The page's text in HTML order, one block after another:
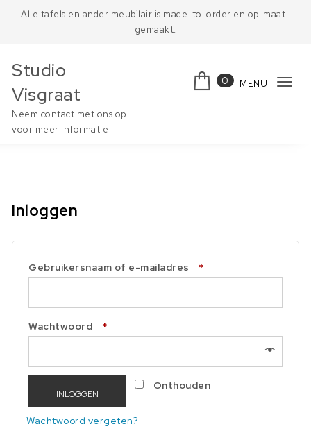
Alle tafels en ander meubilair is made-to-order en op-maat-
gemaakt.
Studio
Visgraat
Neem contact met ons op
voor meer informatie
0 MENU
Inloggen
Gebruikersnaam of e-mailadres *
Wachtwoord *
Onthouden
INLOGGEN
Wachtwoord vergeten?